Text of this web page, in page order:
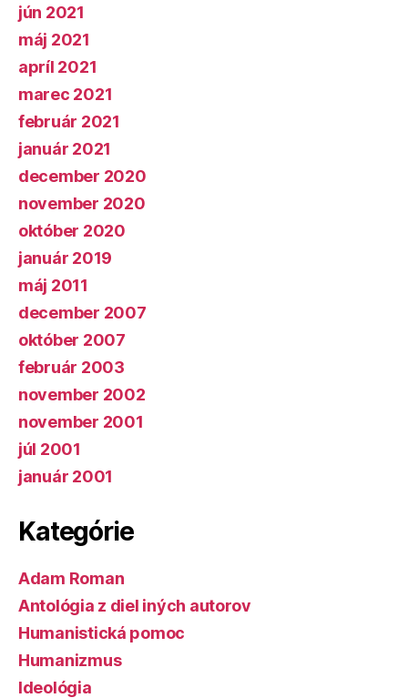
jún 2021
máj 2021
apríl 2021
marec 2021
február 2021
január 2021
december 2020
november 2020
október 2020
január 2019
máj 2011
december 2007
október 2007
február 2003
november 2002
november 2001
júl 2001
január 2001
Kategórie
Adam Roman
Antológia z diel iných autorov
Humanistická pomoc
Humanizmus
Ideológia